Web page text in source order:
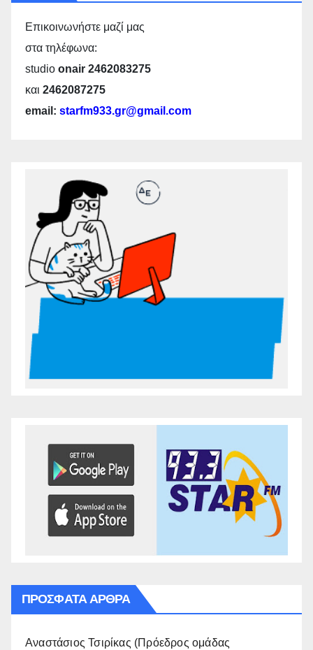
Επικοινωνήστε μαζί μας
στα τηλέφωνα:
studio onair 2462083275
και 2462087275
email: starfm933.gr@gmail.com
ΠΡΌΣΦΑΤΑ ΆΡΘΡΑ
Αναστάσιος Τσιρίκας (Πρόεδρος ομάδας